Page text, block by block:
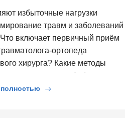
избыточные нагрузки
травм и заболеваний
Что включает первичный приём
ортопеда
хирурга? Какие методы